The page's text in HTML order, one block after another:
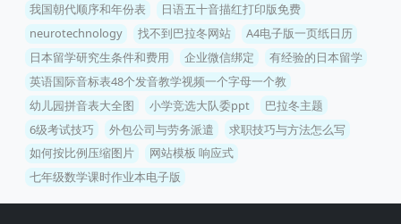
我国朝代顺序和年份表
日语五十音描红打印版免费
neurotechnology
找不到巴拉冬网站
A4电子版一页纸日历
日本留学研究生条件和费用
企业微信绑定
有经验的日本留学
英语国际音标表48个发音教学视频一个字母一个教
幼儿园拼音表大全图
小学竞选大队委ppt
巴拉冬主题
6级考试技巧
外包公司与劳务派遣
求职技巧与方法怎么写
如何按比例压缩图片
网站模板 响应式
七年级数学课时作业本电子版